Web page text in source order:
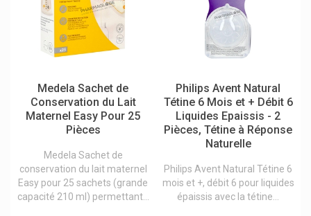
Medela Sachet de
Conservation du Lait
Maternel Easy Pour 25
Pièces
Medela Sachet de
conservation du lait maternel
Easy pour 25 sachets (grande
capacité 210 ml) permettant...
Philips Avent Natural
Tétine 6 Mois et + Débit 6
Liquides Epaissis - 2
Pièces, Tétine à Réponse
Naturelle
Philips Avent Natural Tétine 6
mois et +, débit 6 pour liquides
épaissis avec la tétine...